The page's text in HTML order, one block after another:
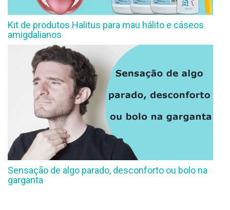
Kit de produtos Halitus para mau hálito e cáseos
amigdalianos
Sensação de algo parado, desconforto ou bolo na
garganta